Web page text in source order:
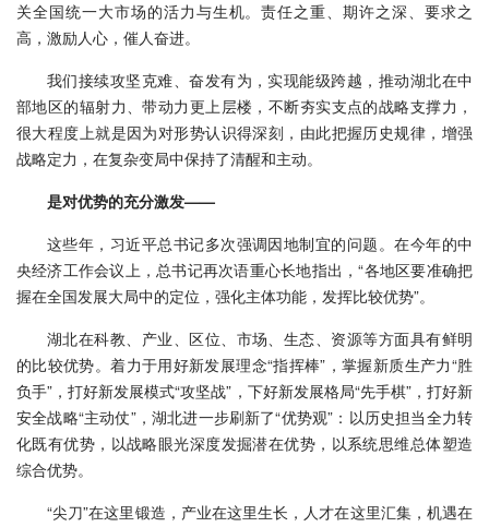
关全国统一大市场的活力与生机。责任之重、期许之深、要求之
高，激励人心，催人奋进。
我们接续攻坚克难、奋发有为，实现能级跨越，推动湖北在中
部地区的辐射力、带动力更上层楼，不断夯实支点的战略支撑力，
很大程度上就是因为对形势认识得深刻，由此把握历史规律，增强
战略定力，在复杂变局中保持了清醒和主动。
是对优势的充分激发——
这些年，习近平总书记多次强调因地制宜的问题。在今年的中
央经济工作会议上，总书记再次语重心长地指出，“各地区要准确把
握在全国发展大局中的定位，强化主体功能，发挥比较优势”。
湖北在科教、产业、区位、市场、生态、资源等方面具有鲜明
的比较优势。着力于用好新发展理念“指挥棒”，掌握新质生产力“胜
负手”，打好新发展模式“攻坚战”，下好新发展格局“先手棋”，打好新
安全战略“主动仗”，湖北进一步刷新了“优势观”：以历史担当全力转
化既有优势，以战略眼光深度发掘潜在优势，以系统思维总体塑造
综合优势。
“尖刀”在这里锻造，产业在这里生长，人才在这里汇集，机遇在